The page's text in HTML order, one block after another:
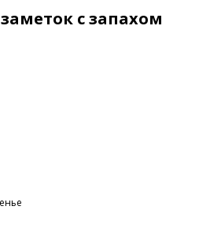
с запахом